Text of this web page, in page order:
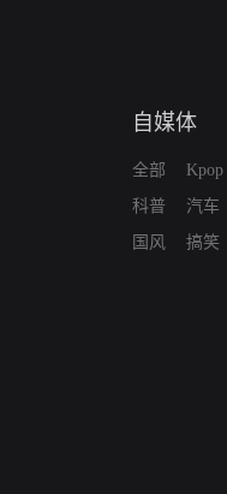
自媒体
全部
科普
国风
Kpop
汽车
搞笑